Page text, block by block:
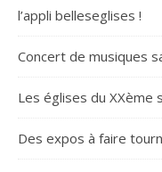
l’appli belleseglises !
Concert de musiques
Les églises du XXème
Des expos à faire